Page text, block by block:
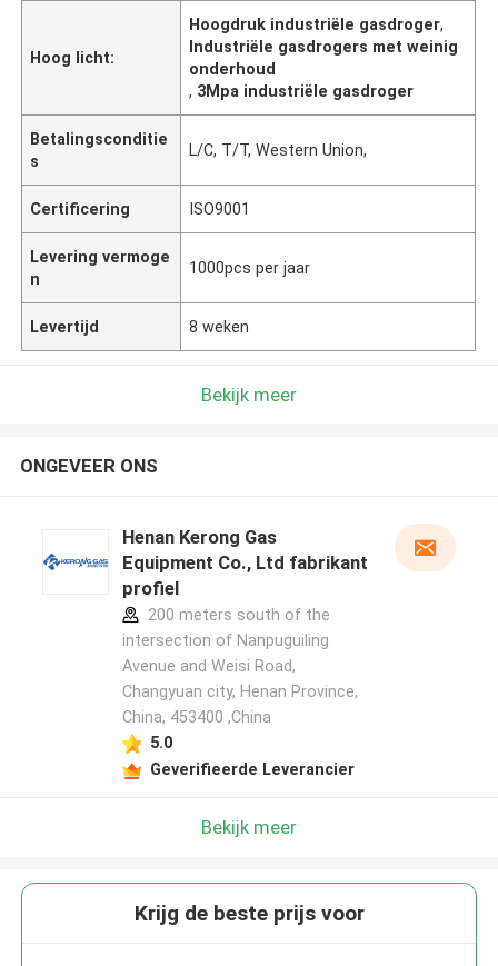
Hoog licht:
Hoogdruk industriële gasdroger,
Industriële gasdrogers met weinig
onderhoud
, 3Mpa industriële gasdroger
Betalingsconditie
s
L/C, T/T, Western Union,
Certificering ISO9001
Levering vermoge
n
1000pcs per jaar
Levertijd 8 weken
Bekijk meer
ONGEVEER ONS
Henan Kerong Gas
Equipment Co., Ltd fabrikant
profiel
200 meters south of the
intersection of Nanpuguiling
Avenue and Weisi Road,
Changyuan city, Henan Province,
China, 453400 ,China
5.0
Geverifieerde Leverancier
Bekijk meer
Krijg de beste prijs voor